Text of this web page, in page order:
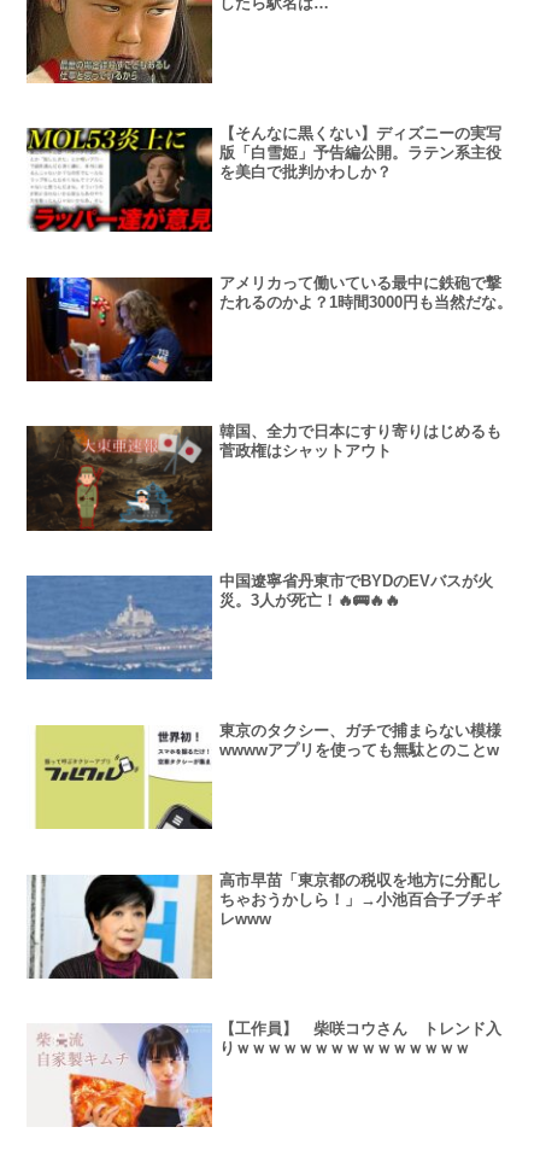
【そんなに黒くない】ディズニーの実写
版「白雪姫」予告編公開。ラテン系主役
を美白で批判かわしか？
アメリカって働いている最中に鉄砲で撃
たれるのかよ？1時間3000円も当然だな。
韓国、全力で日本にすり寄りはじめるも
菅政権はシャットアウト
中国遼寧省丹東市でBYDのEVバスが火
災。3人が死亡！🔥🚌🔥🔥
東京のタクシー、ガチで捕まらない模様
wwwwアプリを使っても無駄とのことw
高市早苗「東京都の税収を地方に分配し
ちゃおうかしら！」→小池百合子ブチギ
レwww
【工作員】 柴咲コウさん トレンド入
りｗｗｗｗｗｗｗｗｗｗｗｗｗｗｗ